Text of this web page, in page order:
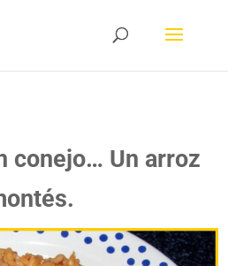
conejo… Un arroz